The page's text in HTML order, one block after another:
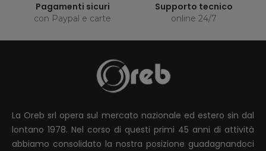
Pagamenti sicuri
con Paypal e carte
Supporto tecnico
online 24/7
La Oreb srl opera sul mercato nazionale ed estero sin dal
lontano 1978. Nel corso di questi primi 45 anni di attività
abbiamo consolidato la nostra posizione guadagnandoci